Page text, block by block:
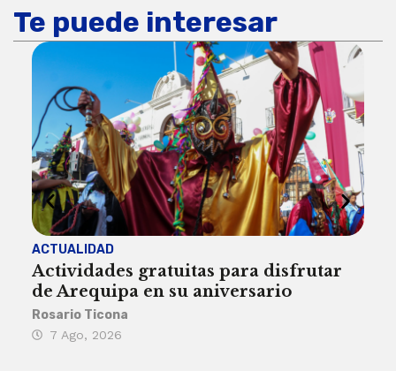
Te puede interesar
ACTUALIDAD
Actividades gratuitas para disfrutar
de Arequipa en su aniversario
Rosario Ticona
7 Ago, 2026